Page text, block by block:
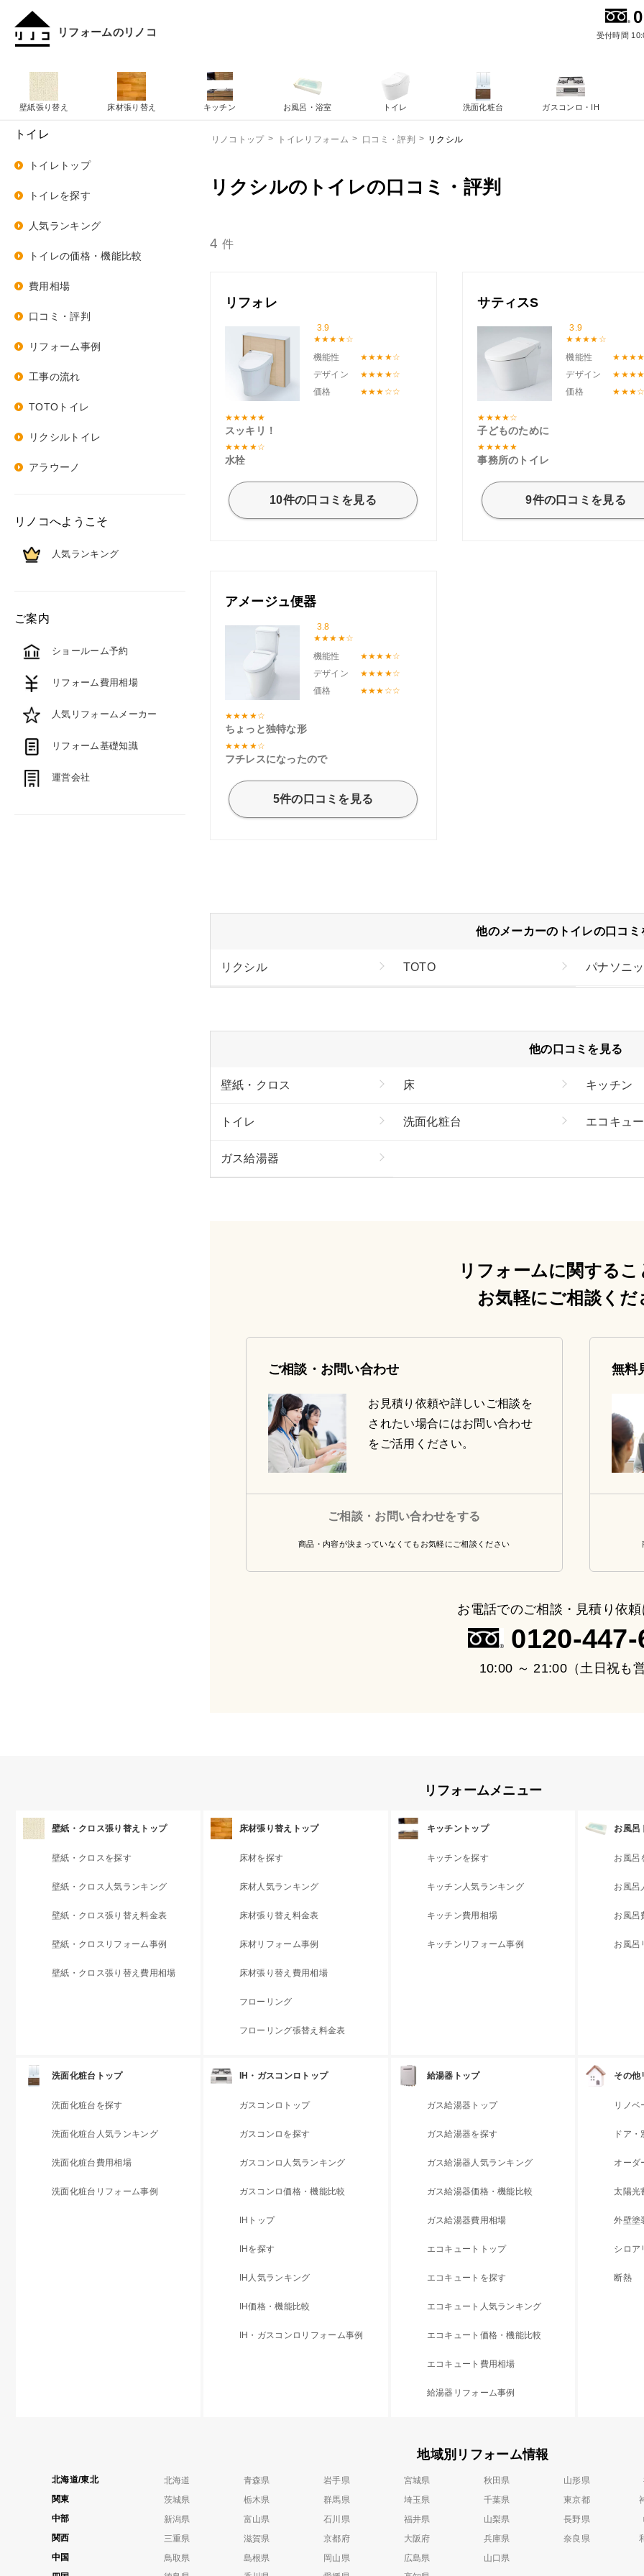
リフォームのリノコ 受付時間
リノコトップ トイレリフォーム 口コミ・評判 リクシル
リクシルのトイレの口コミ・評判
4 件
リフォレ
3.9
機能性
デザイン
価格
スッキリ！
水栓
10件の口コミを見る
サティスS
3.9
機能性
デザイン
価格
子どものために
事務所のトイレ
9件の口コミを見る
アメージュ便器
3.8
機能性
デザイン
価格
ちょっと独特な形
フチレスになったので
5件の口コミを見る
他のメーカーのトイレの口コミ
リクシル TOTO パナソニ
他の口コミを見る
壁紙・クロス 床 キッチン
トイレ 洗面化粧台 エコキュ
ガス給湯器
リフォームに関する
お気軽にご相談くだ
ご相談・お問い合わせ
お見積り依頼や詳しいご相談を
されたい場合にはお問い合わせ
をご活用ください。
ご相談・お問い合わせをする
商品・内容が決まっていなくてもお気軽にご相談ください
無料
お電話でのご相談・見積り依
0120-
10:00 ～ 21:00（土日祝も
壁紙張り替え 床材張り替え キッチン お風呂・浴室 トイレ 洗面化粧台 ガスコンロ・IH
トイレ
トイレトップ
トイレを探す
人気ランキング
トイレの価格・機能比較
費用相場
口コミ・評判
リフォーム事例
工事の流れ
TOTOトイレ
リクシルトイレ
アラウーノ
リノコへようこそ
人気ランキング
ご案内
ショールーム予約
リフォーム費用相場
人気リフォームメーカー
リフォーム基礎知識
運営会社
リフォームメニュー
壁紙・クロス張り替えトップ
壁紙・クロスを探す
壁紙・クロス人気ランキング
壁紙・クロス張り替え料金表
壁紙・クロスリフォーム事例
壁紙・クロス張り替え費用相場
床材張り替えトップ
床材を探す
床材人気ランキング
床材張り替え料金表
床材リフォーム事例
床材張り替え費用相場
フローリング
フローリング張替え料金表
キッチントップ
キッチンを探す
キッチン人気ランキング
キッチン費用相場
キッチンリフォーム事例
お風呂
お風呂
お風呂
お風呂
お風呂
洗面化粧台トップ
洗面化粧台を探す
洗面化粧台人気ランキング
洗面化粧台費用相場
洗面化粧台リフォーム事例
IH・ガスコンロトップ
ガスコンロトップ
ガスコンロを探す
ガスコンロ人気ランキング
ガスコンロ価格・機能比較
IHトップ
IHを探す
IH人気ランキング
IH価格・機能比較
IH・ガスコンロリフォーム事例
給湯器トップ
ガス給湯器トップ
ガス給湯器を探す
ガス給湯器人気ランキング
ガス給湯器価格・機能比較
ガス給湯器費用相場
エコキュートトップ
エコキュートを探す
エコキュート人気ランキング
エコキュート価格・機能比較
エコキュート費用相場
給湯器リフォーム事例
その他
リノベ
ドア・
オーダ
太陽光
外壁塗
シロア
断熱
地域別リフォーム情報
北海道/東北 北海道 青森県 岩手県 宮城県 秋田県 山形県
関東
茨城県 栃木県 群馬県 埼玉県 千葉県 東京都
中部
新潟県 富山県 石川県 福井県 山梨県 長野県
関西
三重県 滋賀県 京都府 大阪府 兵庫県 奈良県
中国
鳥取県 島根県 岡山県 広島県
山口県